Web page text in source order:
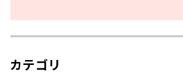
カテゴリ